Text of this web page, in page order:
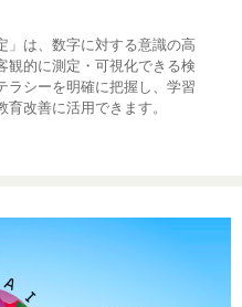
」は、数字に対する意識の高
観的に測定・可視化できる検
ラシーを明確に把握し、学習
育改善に活用できます。